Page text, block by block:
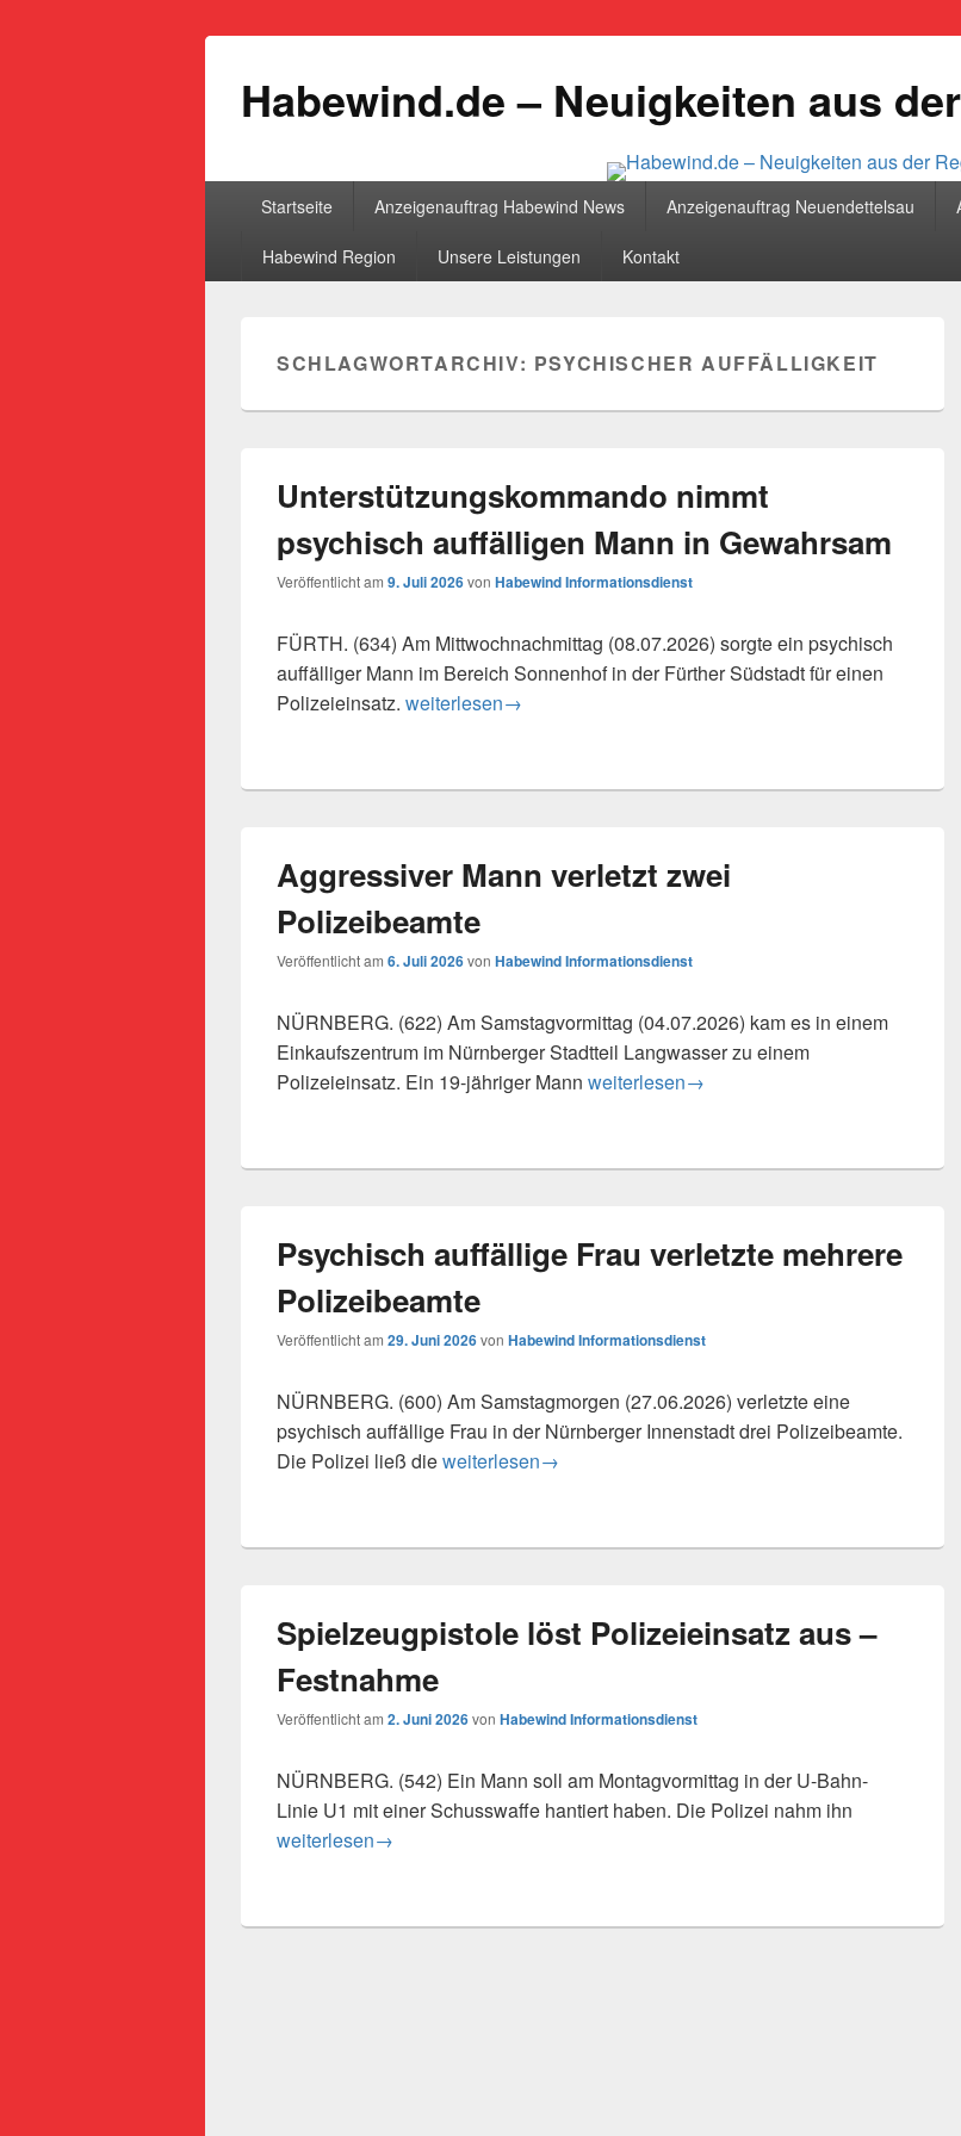
Habewind.de – Neuigkeiten aus
Startseite Anzeigenauftrag Habewind News Anzeigenauftrag Neuendettelsau
Habewind Region Unsere Leistungen Kontakt
SCHLAGWORTARCHIV: PSYCHISCHER AUFFÄLLIGKEIT
Unterstützungskommando nimmt
psychisch auffälligen Mann in Gewahrsam
Veröffentlicht am 9. Juli 2026von Habewind Informationsdienst
FÜRTH. (634) Am Mittwochnachmittag (08.07.2026) sorgte ein psychisch
auffälliger Mann im Bereich Sonnenhof in der Fürther Südstadt für einen
Polizeieinsatz. Unterstützungskommando nimmt psychisch auffälligen Mann in
weiterlesen→
Aggressiver Mann verletzt zwei
Polizeibeamte
Veröffentlicht am 6. Juli 2026von Habewind Informationsdienst
NÜRNBERG. (622) Am Samstagvormittag (04.07.2026) kam es in einem
Einkaufszentrum im Nürnberger Stadtteil Langwasser zu einem
Polizeieinsatz. Ein 19-jähriger Mann Aggressiver Mann verletzt zwei
weiterlesen→
Psychisch auffällige Frau verletzte mehrere
Polizeibeamte
Veröffentlicht am 29. Juni 2026von Habewind Informationsdienst
NÜRNBERG. (600) Am Samstagmorgen (27.06.2026) verletzte eine
psychisch auffällige Frau in der Nürnberger Innenstadt drei Polizeibeamte.
Die Polizei ließ diePsychisch auffällige Frau verletzte mehrere Polizeibeamte
weiterlesen→
Spielzeugpistole löst Polizeieinsatz aus –
Festnahme
Veröffentlicht am 2. Juni 2026von Habewind Informationsdienst
NÜRNBERG. (542) Ein Mann soll am Montagvormittag in der U-Bahn-
Linie U1 mit einer Schusswaffe hantiert haben. Die Polizei nahm ihn
Spielzeugpistole löst Polizeieinsatz aus – Festnahme
weiterlesen→